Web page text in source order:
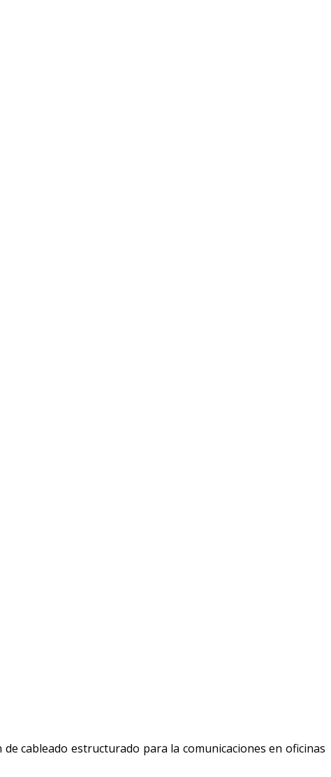
cableado estructurado para la comunicaciones en oficinas